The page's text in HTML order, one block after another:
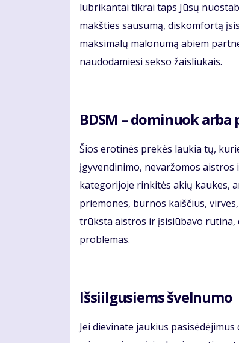
lubrikantai tikrai taps Jūsų
makšties sausumą, diskomfortą
maksimalų malonumą abiem
naudodamiesi sekso žaisliukais.
BDSM – dominuok arba
Šios erotinės prekės laukia tų,
įgyvendinimo, nevaržomos
kategorijoje rinkitės akių kaukes,
priemones, burnos kaiščius,
trūksta aistros ir įsisiūbavo rutina,
problemas.
Išsiilgusiems švelnumo
Jei dievinate jaukius